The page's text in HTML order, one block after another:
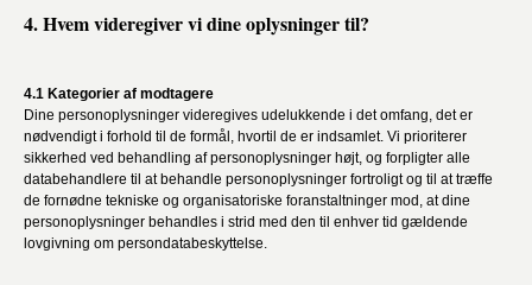
4. Hvem videregiver vi dine oplysninger til?
4.1 Kategorier af modtagere
Dine personoplysninger videregives udelukkende i det omfang, det er
nødvendigt i forhold til de formål, hvortil de er indsamlet. Vi prioriterer
sikkerhed ved behandling af personoplysninger højt, og forpligter alle
databehandlere til at behandle personoplysninger fortroligt og til at træffe
de fornødne tekniske og organisatoriske foranstaltninger mod, at dine
personoplysninger behandles i strid med den til enhver tid gældende
lovgivning om persondatabeskyttelse.